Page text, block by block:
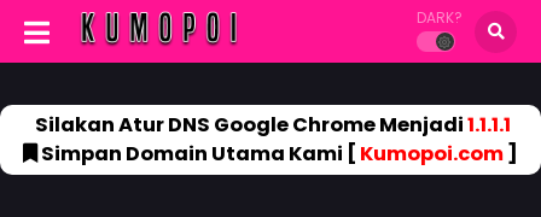
DARK?
Silakan Atur DNS Google Chrome Menjadi1.1.1.1
Simpan Domain Utama Kami [ Kumopoi.com]